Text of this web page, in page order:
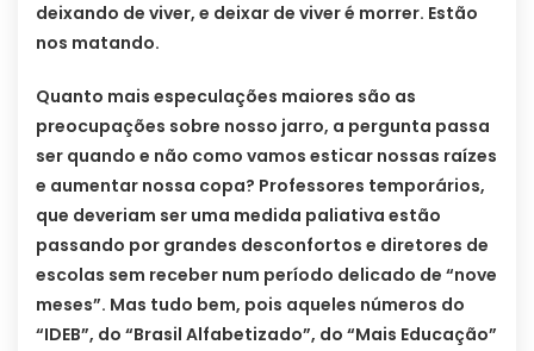
deixando de viver, e deixar de viver é morrer. Estão
nos matando.
Quanto mais especulações maiores são as
preocupações sobre nosso jarro, a pergunta passa
ser quando e não como vamos esticar nossas raízes
e aumentar nossa copa? Professores temporários,
que deveriam ser uma medida paliativa estão
passando por grandes desconfortos e diretores de
escolas sem receber num período delicado de “nove
meses”. Mas tudo bem, pois aqueles números do
“IDEB”, do “Brasil Alfabetizado”, do “Mais Educação”